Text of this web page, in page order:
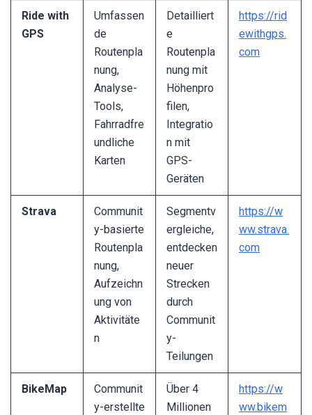
Ride with
GPS
Umfassen
de
Routenpla
nung,
Analyse-
Tools,
Fahrradfre
undliche
Karten
Detailliert
e
Routenpla
nung mit
Höhenpro
filen,
Integratio
n mit
GPS-
Geräten
https://rid
ewithgps.
com
Strava
Communit
y-basierte
Routenpla
nung,
Aufzeichn
ung von
Aktivitäte
n
Segmentv
ergleiche,
entdecken
neuer
Strecken
durch
Communit
y-
Teilungen
https://w
ww.strava.
com
BikeMap
Communit
y-erstellte
Über 4
Millionen
https://w
ww.bikem